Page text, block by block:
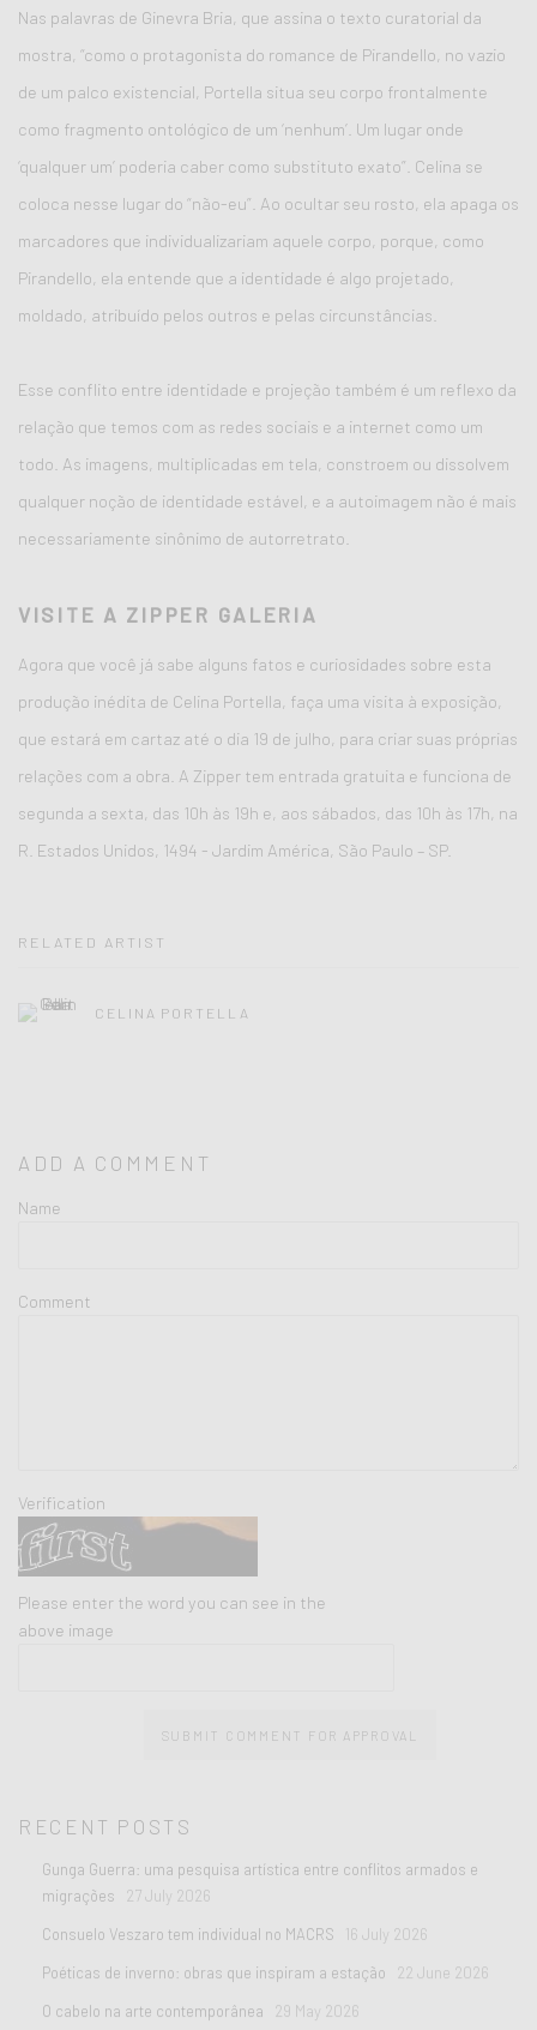
Nas palavras de Ginevra Bria, que assina o texto curatorial da
mostra, “como o protagonista do romance de Pirandello, no vazio
de um palco existencial, Portella situa seu corpo frontalmente
como fragmento ontológico de um ‘nenhum’. Um lugar onde
‘qualquer um’ poderia caber como substituto exato”. Celina se
coloca nesse lugar do “não-eu”. Ao ocultar seu rosto, ela apaga os
marcadores que individualizariam aquele corpo, porque, como
Pirandello, ela entende que a identidade é algo projetado,
moldado, atribuído pelos outros e pelas circunstâncias.
Esse conflito entre identidade e projeção também é um reflexo da
relação que temos com as redes sociais e a internet como um
todo. As imagens, multiplicadas em tela, constroem ou dissolvem
qualquer noção de identidade estável, e a autoimagem não é mais
necessariamente sinônimo de autorretrato.
VISITE A ZIPPER GALERIA
Agora que você já sabe alguns fatos e curiosidades sobre esta
produção inédita de Celina Portella, faça uma visita à exposição,
que estará em cartaz até o dia 19 de julho, para criar suas próprias
relações com a obra. A Zipper tem entrada gratuita e funciona de
segunda a sexta, das 10h às 19h e, aos sábados, das 10h às 17h, na
R. Estados Unidos, 1494 - Jardim América, São Paulo – SP.
RELATED ARTIST
CELINA PORTELLA
ADD A COMMENT
Name
Comment
Verification
Please enter the word you can see in the
above image
SUBMIT COMMENT FOR APPROVAL
RECENT POSTS
Gunga Guerra: uma pesquisa artística entre conflitos armados e
migrações
27 July 2026
Consuelo Veszaro tem individual no MACRS 16 July 2026
Poéticas de inverno: obras que inspiram a estação
22 June 2026
O cabelo na arte contemporânea
29 May 2026